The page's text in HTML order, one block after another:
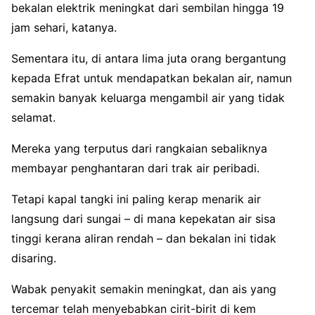
bekalan elektrik meningkat dari sembilan hingga 19
jam sehari, katanya.
Sementara itu, di antara lima juta orang bergantung
kepada Efrat untuk mendapatkan bekalan air, namun
semakin banyak keluarga mengambil air yang tidak
selamat.
Mereka yang terputus dari rangkaian sebaliknya
membayar penghantaran dari trak air peribadi.
Tetapi kapal tangki ini paling kerap menarik air
langsung dari sungai – di mana kepekatan air sisa
tinggi kerana aliran rendah – dan bekalan ini tidak
disaring.
Wabak penyakit semakin meningkat, dan ais yang
tercemar telah menyebabkan cirit-birit di kem